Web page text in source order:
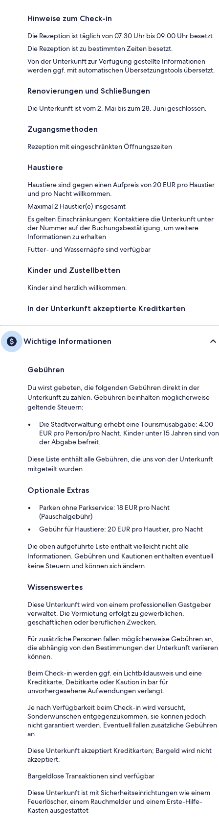
Hinweise zum Check-in
Die Rezeption ist täglich von 07:30 Uhr bis 09:00 Uhr besetzt.
Die Rezeption ist zu bestimmten Zeiten besetzt.
Von der Unterkunft zur Verfügung gestellte Informationen
werden ggf. mit automatischen Übersetzungstools übersetzt.
Renovierungen und Schließungen
Die Unterkunft ist vom 2. Mai bis zum 28. Juni geschlossen.
Zugangsmethoden
Rezeption mit eingeschränkten Öffnungszeiten
Haustiere
Haustiere sind gegen einen Aufpreis von 20 EUR pro Haustier
und pro Nacht willkommen.
Maximal 2 Haustier(e) insgesamt
Es gelten Einschränkungen: Kontaktiere die Unterkunft unter
der Nummer auf der Buchungsbestätigung, um weitere
Informationen zu erhalten
Futter- und Wassernäpfe sind verfügbar
Kinder und Zustellbetten
Kinder sind herzlich willkommen.
In der Unterkunft akzeptierte Kreditkarten
Wichtige Informationen
Gebühren
Du wirst gebeten, die folgenden Gebühren direkt in der
Unterkunft zu zahlen. Gebühren beinhalten möglicherweise
geltende Steuern:
Die Stadtverwaltung erhebt eine Tourismusabgabe: 4.00
EUR pro Person/pro Nacht. Kinder unter 15 Jahren sind von
der Abgabe befreit.
Diese Liste enthält alle Gebühren, die uns von der Unterkunft
mitgeteilt wurden.
Optionale Extras
Parken ohne Parkservice: 18 EUR pro Nacht
(Pauschalgebühr)
Gebühr für Haustiere: 20 EUR pro Haustier, pro Nacht
Die oben aufgeführte Liste enthält vielleicht nicht alle
Informationen. Gebühren und Kautionen enthalten eventuell
keine Steuern und können sich ändern.
Wissenswertes
Diese Unterkunft wird von einem professionellen Gastgeber
verwaltet. Die Vermietung erfolgt zu gewerblichen,
geschäftlichen oder beruflichen Zwecken.
Für zusätzliche Personen fallen möglicherweise Gebühren an,
die abhängig von den Bestimmungen der Unterkunft variieren
können.
Beim Check-in werden ggf. ein Lichtbildausweis und eine
Kreditkarte, Debitkarte oder Kaution in bar für
unvorhergesehene Aufwendungen verlangt.
Je nach Verfügbarkeit beim Check-in wird versucht,
Sonderwünschen entgegenzukommen, sie können jedoch
nicht garantiert werden. Eventuell fallen zusätzliche Gebühren
an.
Diese Unterkunft akzeptiert Kreditkarten; Bargeld wird nicht
akzeptiert.
Bargeldlose Transaktionen sind verfügbar
Diese Unterkunft ist mit Sicherheitseinrichtungen wie einem
Feuerlöscher, einem Rauchmelder und einem Erste-Hilfe-
Kasten ausgestattet